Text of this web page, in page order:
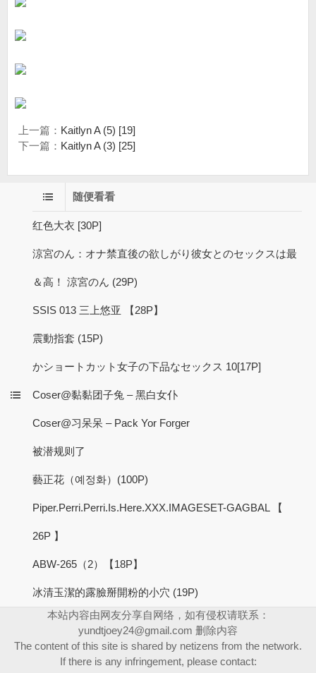
上一篇： Kaitlyn A (5) [19]
下一篇： Kaitlyn A (3) [25]
随便看看
红色大衣 [30P]
涼宮のん：オナ禁直後の欲しがり彼女とのセックスは最
＆高！ 涼宮のん (29P)
SSIS 013 三上悠亚 【28P】
震動指套 (15P)
かショートカット女子の下品なセックス 10[17P]
Coser@黏黏团子兔 – 黑白女仆
Coser@习呆呆 – Pack Yor Forger
被潜规则了
藝正花（예정화）(100P)
Piper.Perri.Perri.Is.Here.XXX.IMAGESET-GAGBAL 【
26P 】
ABW-265（2）【18P】
冰清玉潔的露臉掰開粉的小穴 (19P)
本站内容由网友分享自网络，如有侵权请联系：
yundtjoey24@gmail.com 删除内容
The content of this site is shared by netizens from the network.
If there is any infringement, please contact: